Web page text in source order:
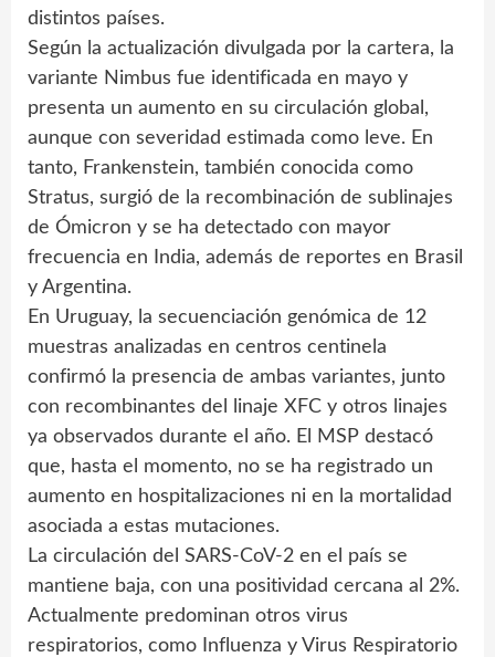
distintos países.
Según la actualización divulgada por la cartera, la
variante Nimbus fue identificada en mayo y
presenta un aumento en su circulación global,
aunque con severidad estimada como leve. En
tanto, Frankenstein, también conocida como
Stratus, surgió de la recombinación de sublinajes
de Ómicron y se ha detectado con mayor
frecuencia en India, además de reportes en Brasil
y Argentina.
En Uruguay, la secuenciación genómica de 12
muestras analizadas en centros centinela
confirmó la presencia de ambas variantes, junto
con recombinantes del linaje XFC y otros linajes
ya observados durante el año. El MSP destacó
que, hasta el momento, no se ha registrado un
aumento en hospitalizaciones ni en la mortalidad
asociada a estas mutaciones.
La circulación del SARS-CoV-2 en el país se
mantiene baja, con una positividad cercana al 2%.
Actualmente predominan otros virus
respiratorios, como Influenza y Virus Respiratorio